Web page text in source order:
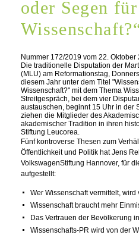
oder Segen
Nummer 172/2019 vom 22. Oktober
Die traditionelle Disputation der
(MLU) am Reformationstag,
diesem Jahr unter dem Titel
Wissenschaft?" mit dem Thema
Streitgespräch, bei dem vier
austauschen, beginnt 15 Uhr in der
ziehen die Mitglieder des
akademischer Tradition in ihren
Stiftung Leucorea.
Fünf kontroverse Thesen zum
Öffentlichkeit und Politik hat Jens
VolkswagenStiftung Hannover, für
aufgestellt:
Wer Wissenschaft vermittelt,
Wissenschaft braucht mehr
Das Vertrauen der Bevölkerung
Wissenschafts-PR wird von der